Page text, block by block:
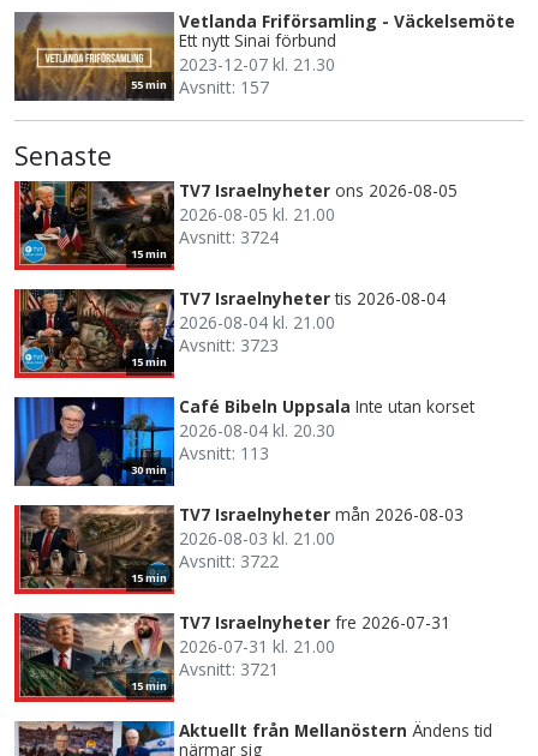
55 min
Vetlanda Friförsamling - Väckelsemöte
Ett nytt Sinai förbund
2023-12-07 kl. 21.30
Avsnitt: 157
Senaste
15 min
TV7 Israelnyheter ons 2026-08-05
2026-08-05 kl. 21.00
Avsnitt: 3724
15 min
TV7 Israelnyheter tis 2026-08-04
2026-08-04 kl. 21.00
Avsnitt: 3723
30 min
Café Bibeln Uppsala Inte utan korset
2026-08-04 kl. 20.30
Avsnitt: 113
15 min
TV7 Israelnyheter mån 2026-08-03
2026-08-03 kl. 21.00
Avsnitt: 3722
15 min
TV7 Israelnyheter fre 2026-07-31
2026-07-31 kl. 21.00
Avsnitt: 3721
Aktuellt från Mellanöstern Ändens tid
närmar sig